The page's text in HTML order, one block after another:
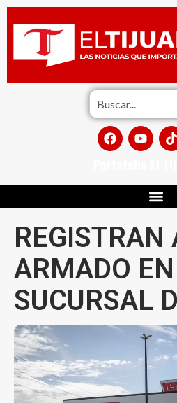
REGISTRAN
ARMADO EN
SUCURSAL